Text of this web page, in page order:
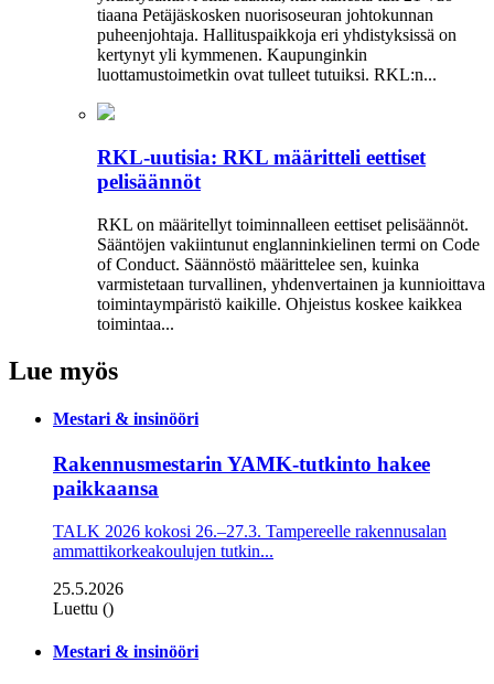
tiaana Petäjäskosken nuoriso­seuran johtokunnan
puheenjohtaja. Hallituspaikkoja eri yhdistyksissä on
kertynyt yli kymmenen. Kaupunginkin
luottamustoimetkin ovat tulleet tutuiksi. RKL:n...
RKL-uutisia: RKL määritteli eettiset
pelisäännöt
RKL on määritellyt toiminnalleen eettiset peli­säännöt.
Sääntöjen vakiintunut englanninkielinen termi on Code
of Conduct. Säännöstö määrittelee sen, kuinka
varmistetaan turvallinen, yhdenvertainen ja kun­nioittava
toimintaympäristö kaikille. Ohjeistus koskee kaikkea
toimintaa...
Lue myös
Mestari & insinööri
Rakennusmestarin YAMK-tutkinto hakee
paikkaansa
TALK 2026 kokosi 26.–27.3. Tampereelle rakennusalan
ammattikorkeakoulujen tutkin...
25.5.2026
Luettu ()
Mestari & insinööri